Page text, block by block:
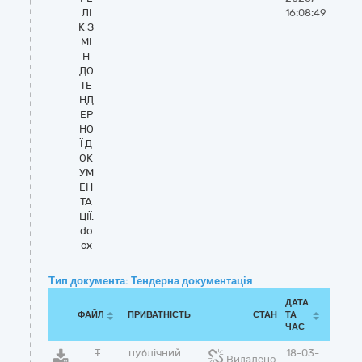
ЛІ
К З
МІ
Н
ДО
ТЕ
НД
ЕР
НО
Ї Д
ОК
УМ
ЕН
ТА
ЦІЇ.
do
cx
16:08:49
Тип документа: Тендерна документація
ФАЙЛ ПРИВАТНІСТЬ СТАН
ДАТА
ТА
ЧАС
Т
публічний
Видалено
18-03-